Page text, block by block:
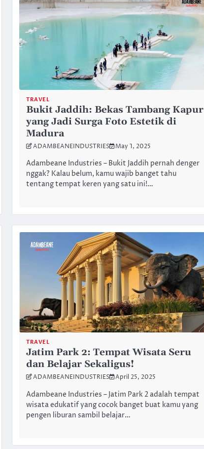
TRAVEL
Bukit Jaddih: Bekas Tambang Kapur
yang Jadi Surga Foto Estetik di
Madura
ADAMBEANEINDUSTRIES May 1, 2025
Adambeane Industries – Bukit Jaddih pernah denger
nggak? Kalau belum, kamu wajib banget tahu
tentang tempat keren yang satu ini!…
TRAVEL
Jatim Park 2: Tempat Wisata Seru
dan Belajar Sekaligus!
ADAMBEANEINDUSTRIES April 25, 2025
Adambeane Industries – Jatim Park 2 adalah tempat
wisata edukatif yang cocok banget buat kamu yang
pengen liburan sambil belajar…